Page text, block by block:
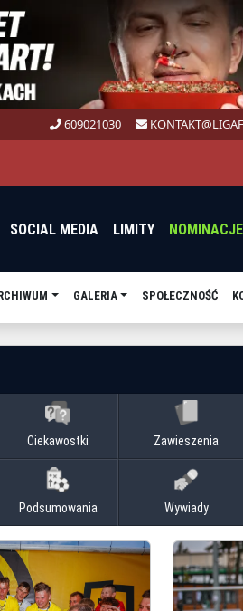
609021030
SOCIAL MEDIA LIMITY NOMINACJE
GALERIA SPOŁECZNOŚĆ
Ciekawostki Zawieszenia
Podsumowania Wywiady